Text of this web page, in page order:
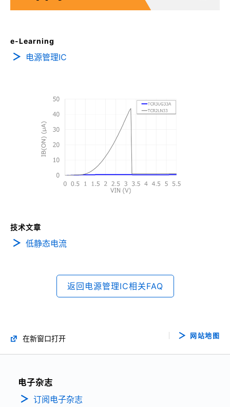
e-Learning
电源管理IC
技术文章
低静态电流
返回电源管理IC相关FAQ
在新窗口打开 网站地图
电子杂志
订阅电子杂志